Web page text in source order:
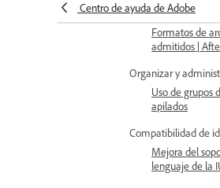
Centro de ayuda de Adobe
Formatos de archivo
Formatos de
admitidos |
Organizar y
Uso de grupos
apilados
Compatibilidad de
Mejora del
lenguaje de la